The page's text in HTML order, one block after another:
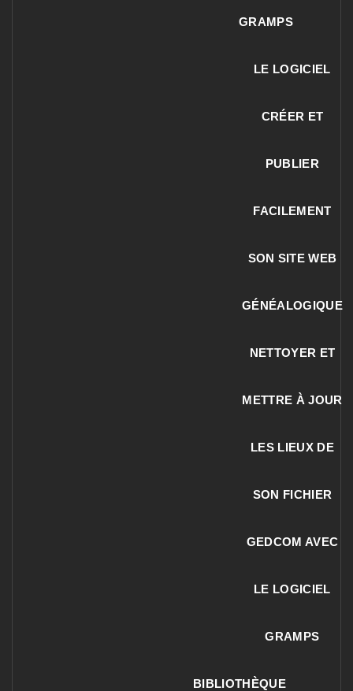
GRAMPS
LE LOGICIEL
CRÉER ET
PUBLIER
FACILEMENT
SON SITE WEB
GÉNÉALOGIQUE
NETTOYER ET
METTRE À JOUR
LES LIEUX DE
SON FICHIER
GEDCOM AVEC
LE LOGICIEL
GRAMPS
BIBLIOTHÈQUE